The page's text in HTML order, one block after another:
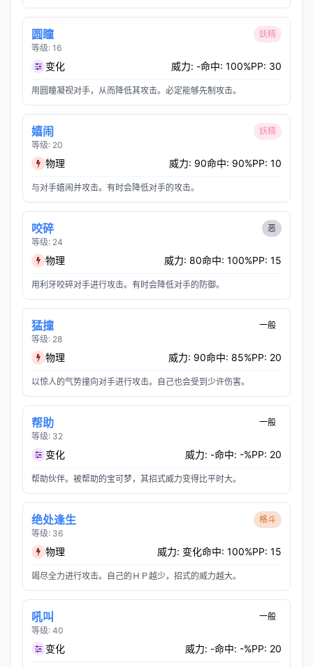
圆瞳
等级: 16
妖精
变化 威力: -命中: 100%PP: 30
用圆瞳凝视对手，从而降低其攻击。必定能够先制攻击。
嬉闹
等级: 20
妖精
物理 威力: 90命中: 90%PP: 10
与对手嬉闹并攻击。有时会降低对手的攻击。
咬碎
等级: 24
恶
物理 威力: 80命中: 100%PP: 15
用利牙咬碎对手进行攻击。有时会降低对手的防御。
猛撞
等级: 28
一般
物理 威力: 90命中: 85%PP: 20
以惊人的气势撞向对手进行攻击。自己也会受到少许伤害。
帮助
等级: 32
一般
变化 威力: -命中: -%PP: 20
帮助伙伴。被帮助的宝可梦，其招式威力变得比平时大。
绝处逢生
等级: 36
格斗
物理 威力: 变化命中: 100%PP: 15
竭尽全力进行攻击。自己的ＨＰ越少，招式的威力越大。
吼叫
等级: 40
一般
变化 威力: -命中: -%PP: 20